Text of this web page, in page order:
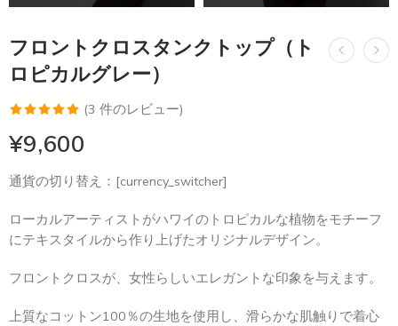
フロントクロスタンクトップ（ト
ロピカルグレー）
評価に基づ
く5段階評
価のうち、
5.00 点
(3 件のレビュー)
¥9,600
通貨の切り替え：[currency_switcher]
ローカルアーティストがハワイのトロピカルな植物をモチーフ
にテキスタイルから作り上げたオリジナルデザイン。
フロントクロスが、女性らしいエレガントな印象を与えます。
上質なコットン100％の生地を使用し、滑らかな肌触りで着心